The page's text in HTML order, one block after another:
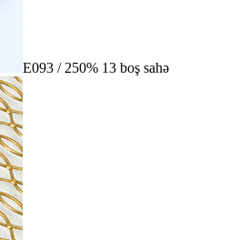
E093 / 250% 13 boş sahə